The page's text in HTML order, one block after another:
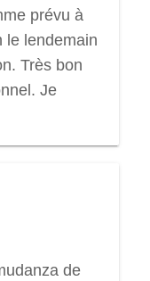
prévu à
le lendemain
Très bon
Je
de